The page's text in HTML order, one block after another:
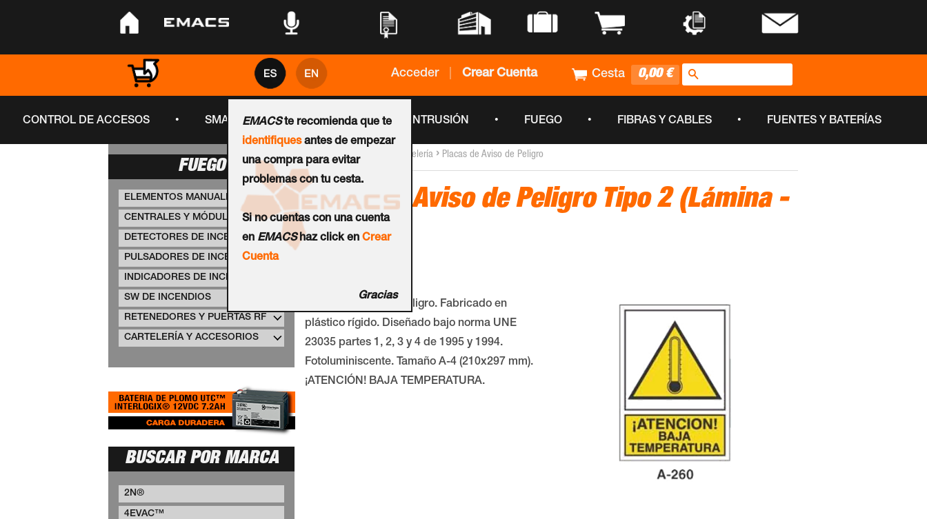
•
Acceder Crear Cuenta Cesta 0,00 €
EMACSte recomienda que te
identifiquesantes de empezar
una compra para evitar
problemas con tu cesta.
Si no cuentas con una cuenta
en EMACShaz click enCrear
Cuenta
Gracias
CONTROL DE ACCESOS • SMART CITY • CCTV • INTRUSIÓN • FUEGO • FIBRAS Y CABLES • FUENTES Y BATERÍAS
FUEGO
ELEMENTOS MANUALES
CENTRALES Y MÓDULOS PCI
DETECTORES DE INCENDIOS
PULSADORES DE INCENDIOS
INDICADORES DE INCENDIOS
SW DE INCENDIOS
RETENEDORES Y PUERTAS RF
CARTELERÍA Y ACCESORIOS
BUSCAR POR MARCA
2N®
4EVAC™
Inicio › Señalización y Cartelería › Placas de Aviso de Peligro
Placa de Aviso de Peligro Tipo 2 (Lámina -
Clase A)
Cartel de aviso de peligro. Fabricado en
plástico rígido. Diseñado bajo norma UNE
23035 partes 1, 2, 3 y 4 de 1995 y 1994.
Fotoluminiscente. Tamaño A-4 (210x297 mm).
¡ATENCIÓN! BAJA TEMPERATURA.